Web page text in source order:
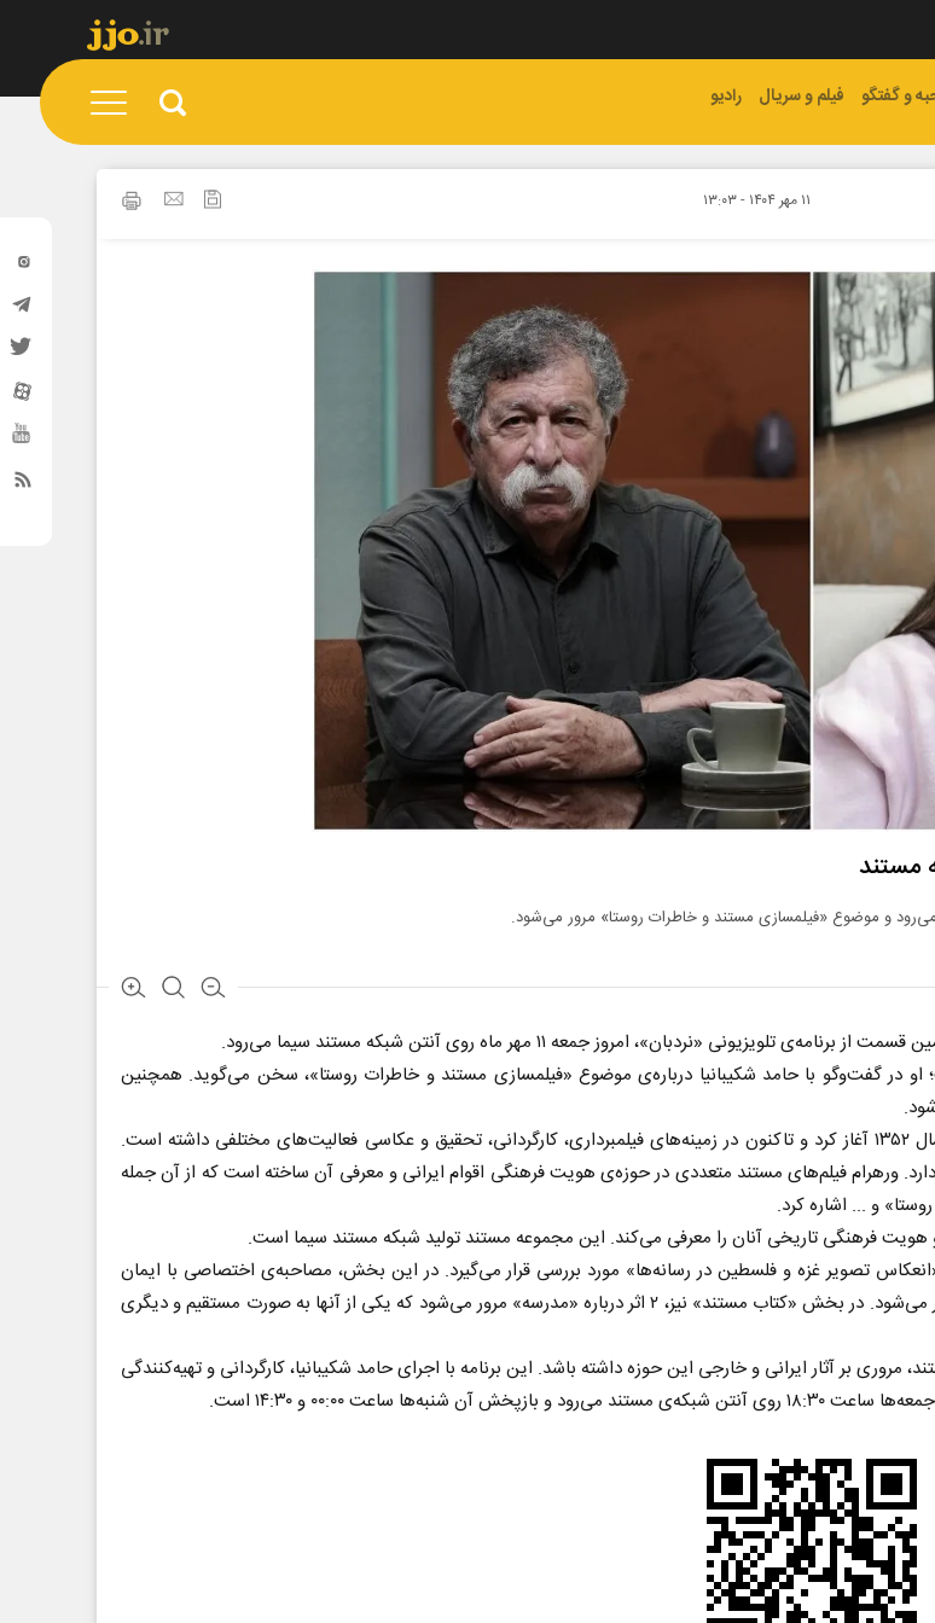
و گفتگو فیلم و سریال رادیو
۱۱ مهر ۱۴۰۴ - ۱۳:۰۳
مستند
می‌رود و موضوع «فیلمسازی مستند و خاطرات روستا» مرور می‌شود.
«نردبان»، امروز جمعه ۱۱ مهر ماه روی آنتن شبکه‌ مستند سیما می‌رود.
او در گفت‌وگو با حامد شکیبانیا درباره‌ی موضوع «فیلمسازی مستند و خاطرات روستا»، سخن می‌گوید. همچنین
فرهاد ورهرام از پیشکسوتان سینمای مستند است؛ او فعالیت هنری خود را از سال ۱۳۵۲ آغاز کرد و تاکنون در زمینه‌های فیلمبرداری، کارگردانی، تحقیق و عکاسی فعالیت‌های مختلفی داشته است.
ورهرام فیلم‌های مستند متعددی در حوزه‌ی هویت فرهنگی اقوام ایرانی و معرفی آن ساخته است که از آن جمله
و ... اشاره کرد.
و هویت فرهنگی تاریخی آنان را معرفی می‌کند. این مجموعه مستند تولید شبکه مستند سیما است.
تصویر غزه و فلسطین در رسانه‌ها» مورد بررسی قرار می‌گیرد. در این بخش، مصاحبه‌ی اختصاصی با ایمان
محمد عکاس و خبرنگار فلسطینی روی آنتن می‌رود و تعدادی از عکس‌های او مرور می‌شود. در بخش «کتاب مستند» نیز، ۲ اثر درباره «مدرسه» مرور می‌شود که یکی از آنها به صورت مستقیم و دیگری
بر آثار ایرانی و خارجی این حوزه داشته باشد. این برنامه با اجرای حامد شکیبانیا، کارگردانی و تهیه‌کنندگی
ساعت ۰۰:۰۰ و ۱۴:۳۰ است.